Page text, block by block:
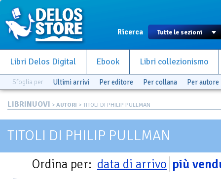
Ricerca
Libri Delos Digital Ebook Libri collezionismo
Sfoglia per Ultimi arrivi Per editore Per collana Per autore
LIBRINUOVI > AUTORI > TITOLI DI PHILIP PULLMAN
TITOLI DI PHILIP PULLMAN
Ordina per: data di arrivo più